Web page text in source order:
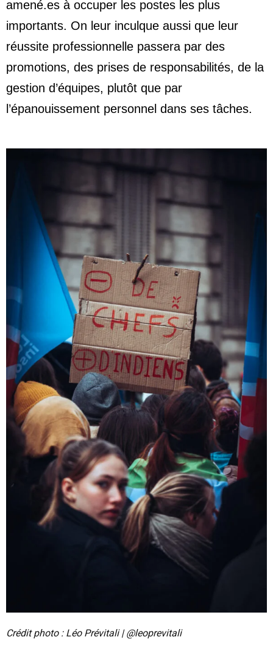
amené.es à occuper les postes les plus
importants. On leur inculque aussi que leur
réussite professionnelle passera par des
promotions, des prises de responsabilités, de la
gestion d’équipes, plutôt que par
l’épanouissement personnel dans ses tâches.
Crédit photo : Léo Prévitali | @leoprevitali